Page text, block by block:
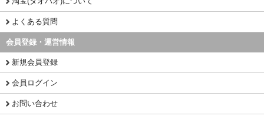
よくある質問
会員登録・運営情報
新規会員登録
会員ログイン
お問い合わせ